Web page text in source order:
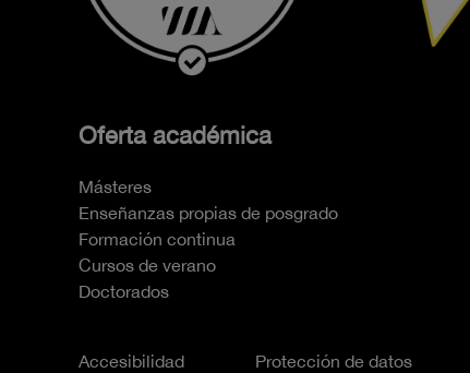
Oferta académica
Másteres
Enseñanzas propias de posgrado
Formación continua
Cursos de verano
Doctorados
Accesibilidad Protección de datos